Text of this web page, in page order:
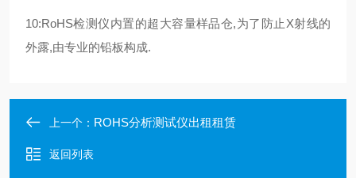
10:RoHS检测仪内置的超大容量样品仓,为了防止X射线的
外露,由专业的铅板构成.
上一个： ROHS分析测试仪出租租赁
返回列表